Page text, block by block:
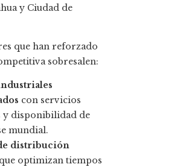
y Ciudad de
que han reforzado
sobresalen:
con servicios
y disponibilidad de
mundial.
distribución
que optimizan tiempos